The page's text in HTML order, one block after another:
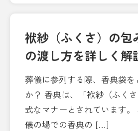
袱紗（ふくさ）の
の渡し方を詳しく解
葬儀に参列する際、香典袋
か？ 香典は、「袱紗（ふく
式なマナーとされています
儀の場での香典の […]